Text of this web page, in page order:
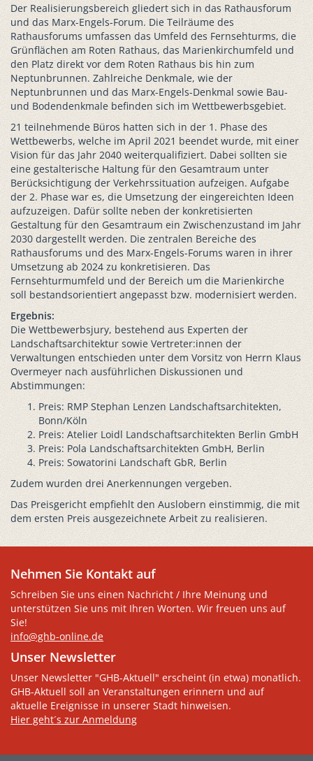
Der Realisierungsbereich gliedert sich in das Rathausforum
und das Marx-Engels-Forum. Die Teilräume des
Rathausforums umfassen das Umfeld des Fernsehturms, die
Grünflächen am Roten Rathaus, das Marienkirchumfeld und
den Platz direkt vor dem Roten Rathaus bis hin zum
Neptunbrunnen. Zahlreiche Denkmale, wie der
Neptunbrunnen und das Marx-Engels-Denkmal sowie Bau-
und Bodendenkmale befinden sich im Wettbewerbsgebiet.
21 teilnehmende Büros hatten sich in der 1. Phase des
Wettbewerbs, welche im April 2021 beendet wurde, mit einer
Vision für das Jahr 2040 weiterqualifiziert. Dabei sollten sie
eine gestalterische Haltung für den Gesamtraum unter
Berücksichtigung der Verkehrssituation aufzeigen. Aufgabe
der 2. Phase war es, die Umsetzung der eingereichten Ideen
aufzuzeigen. Dafür sollte neben der konkretisierten
Gestaltung für den Gesamtraum ein Zwischenzustand im Jahr
2030 dargestellt werden. Die zentralen Bereiche des
Rathausforums und des Marx-Engels-Forums waren in ihrer
Umsetzung ab 2024 zu konkretisieren. Das
Fernsehturmumfeld und der Bereich um die Marienkirche
soll bestandsorientiert angepasst bzw. modernisiert werden.
Ergebnis:
Die Wettbewerbsjury, bestehend aus Experten der
Landschaftsarchitektur sowie Vertreter:innen der
Verwaltungen entschieden unter dem Vorsitz von Herrn Klaus
Overmeyer nach ausführlichen Diskussionen und
Abstimmungen:
Preis: RMP Stephan Lenzen Landschaftsarchitekten,
Bonn/Köln
Preis: Atelier Loidl Landschaftsarchitekten Berlin GmbH
Preis: Pola Landschaftsarchitekten GmbH, Berlin
Preis: Sowatorini Landschaft GbR, Berlin
Zudem wurden drei Anerkennungen vergeben.
Das Preisgericht empfiehlt den Auslobern einstimmig, die mit
dem ersten Preis ausgezeichnete Arbeit zu realisieren.
Nehmen Sie Kontakt auf
Schreiben Sie uns einen Nachricht / Ihre Meinung und
unterstützen Sie uns mit Ihren Worten. Wir freuen uns auf
Sie!
info@ghb-online.de
Unser Newsletter
Unser Newsletter "GHB-Aktuell" erscheint (in etwa) monatlich.
GHB-Aktuell soll an Veranstaltungen erinnern und auf
aktuelle Ereignisse in unserer Stadt hinweisen.
Hier geht´s zur Anmeldung